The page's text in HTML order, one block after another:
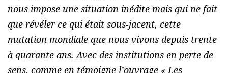
nous impose une situation inédite mais qui ne fait
que révéler ce qui était sous-jacent, cette
mutation mondiale que nous vivons depuis trente
à quarante ans. Avec des institutions en perte de
sens, comme en témoigne l’ouvrage « Les